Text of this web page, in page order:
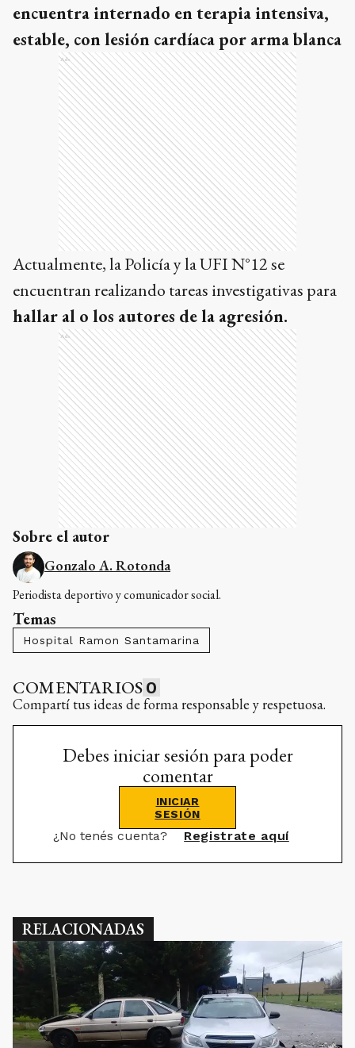
encuentra internado en terapia intensiva,
estable, con lesión cardíaca por arma blanca
Ads
Actualmente, la Policía y la UFI N°12 se
encuentran realizando tareas investigativas para
hallar al o los autores de la agresión.
Ads
Sobre el autor
Gonzalo A. Rotonda
Periodista deportivo y comunicador social.
Temas
Hospital Ramon Santamarina
COMENTARIOS 0
Compartí tus ideas de forma responsable y respetuosa.
Debes iniciar sesión para poder
comentar
INICIAR
SESIÓN
¿No tenés cuenta? Registrate aquí
RELACIONADAS